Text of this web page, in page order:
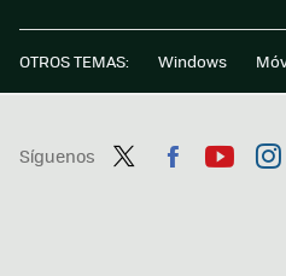
OTROS TEMAS: Windows
Síguenos